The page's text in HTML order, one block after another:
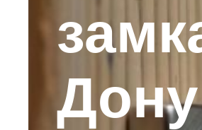
Дону